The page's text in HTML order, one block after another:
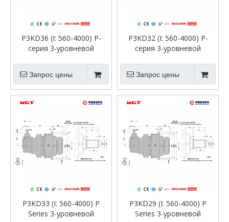
P3KD36 (I: 560-4000) P-
серия 3-уровневой
зубы с прямой осью.
Запрос цены
P3KD32 (I: 560-4000) P-
серия 3-уровневой
зубы с прямой осью.
Запрос цены
P3KD33 (I: 560-4000) P
Series 3-уровневой
P3KD29 (I: 560-4000) P
Series 3-уровневой